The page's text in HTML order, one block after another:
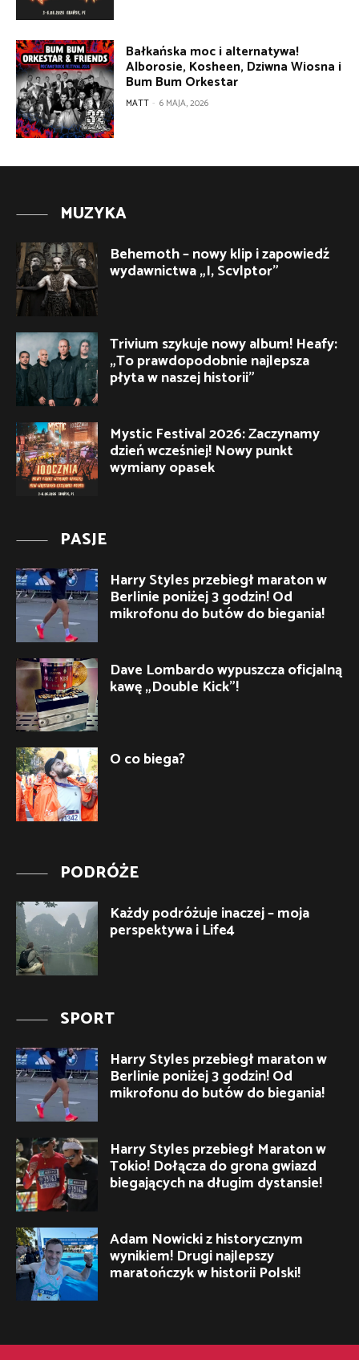
Bałkańska moc i alternatywa!
Alborosie, Kosheen, Dziwna Wiosna i
Bum Bum Orkestar
MATT - 6 MAJA, 2026
MUZYKA
Behemoth – nowy klip i zapowiedź
wydawnictwa „I, Scvlptor”
Trivium szykuje nowy album! Heafy:
„To prawdopodobnie najlepsza
płyta w naszej historii”
Mystic Festival 2026: Zaczynamy
dzień wcześniej! Nowy punkt
wymiany opasek
PASJE
Harry Styles przebiegł maraton w
Berlinie poniżej 3 godzin! Od
mikrofonu do butów do biegania!
Dave Lombardo wypuszcza oficjalną
kawę „Double Kick”!
O co biega?
PODRÓŻE
Każdy podróżuje inaczej – moja
perspektywa i Life4
SPORT
Harry Styles przebiegł maraton w
Berlinie poniżej 3 godzin! Od
mikrofonu do butów do biegania!
Harry Styles przebiegł Maraton w
Tokio! Dołącza do grona gwiazd
biegających na długim dystansie!
Adam Nowicki z historycznym
wynikiem! Drugi najlepszy
maratończyk w historii Polski!